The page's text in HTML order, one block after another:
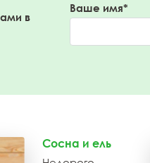
в
Ваше имя*
Сосна и ель